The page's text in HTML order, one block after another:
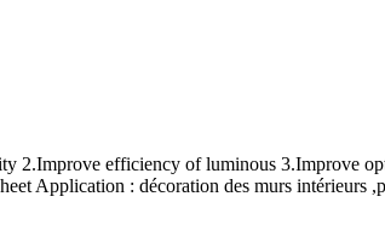
2.Improve efficiency of luminous 3.Improve
Application : décoration des murs intérieurs